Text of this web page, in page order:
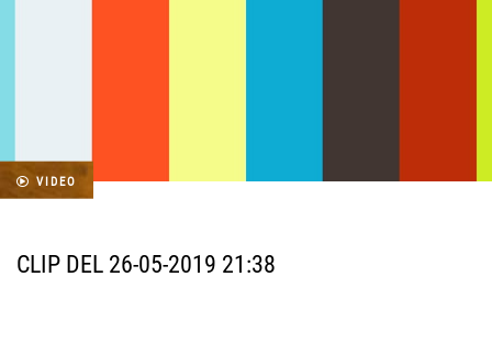
VIDEO
CLIP DEL 26-05-2019 21:38